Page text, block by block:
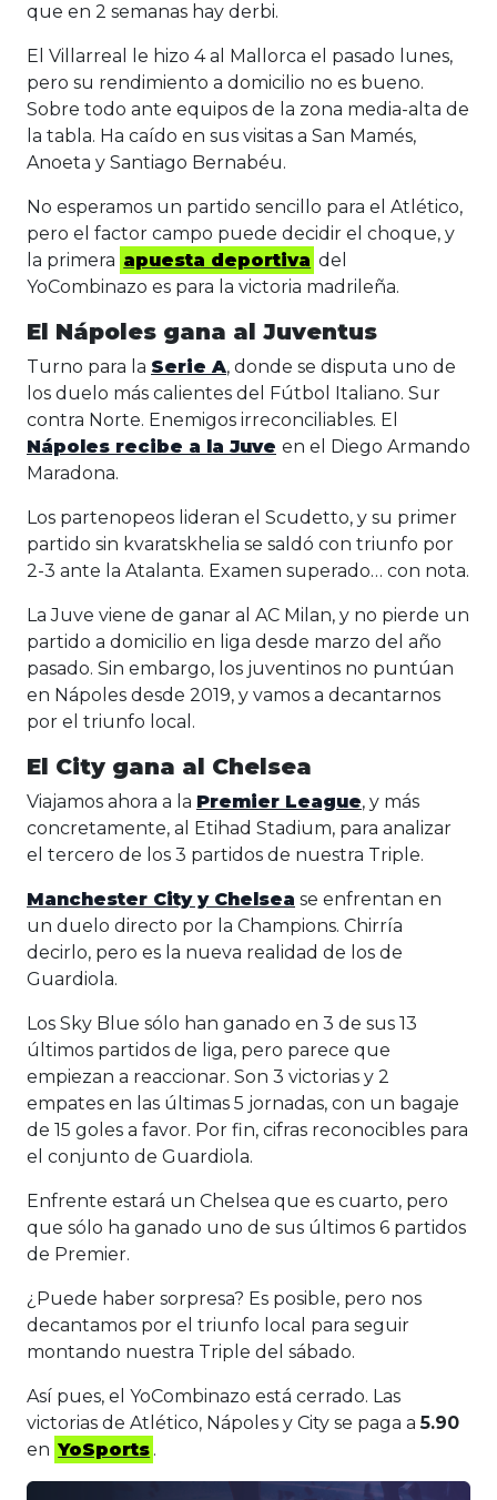
que en 2 semanas hay derbi.
El Villarreal le hizo 4 al Mallorca el pasado lunes,
pero su rendimiento a domicilio no es bueno.
Sobre todo ante equipos de la zona media-alta de
la tabla. Ha caído en sus visitas a San Mamés,
Anoeta y Santiago Bernabéu.
No esperamos un partido sencillo para el Atlético,
pero el factor campo puede decidir el choque, y
la primera apuesta deportiva del
YoCombinazo es para la victoria madrileña.
El Nápoles gana al Juventus
Turno para la Serie A, donde se disputa uno de
los duelo más calientes del Fútbol Italiano. Sur
contra Norte. Enemigos irreconciliables. El
Nápoles recibe a la Juve en el Diego Armando
Maradona.
Los partenopeos lideran el Scudetto, y su primer
partido sin kvaratskhelia se saldó con triunfo por
2-3 ante la Atalanta. Examen superado… con nota.
La Juve viene de ganar al AC Milan, y no pierde un
partido a domicilio en liga desde marzo del año
pasado. Sin embargo, los juventinos no puntúan
en Nápoles desde 2019, y vamos a decantarnos
por el triunfo local.
El City gana al Chelsea
Viajamos ahora a la Premier League, y más
concretamente, al Etihad Stadium, para analizar
el tercero de los 3 partidos de nuestra Triple.
Manchester City y Chelsea se enfrentan en
un duelo directo por la Champions. Chirría
decirlo, pero es la nueva realidad de los de
Guardiola.
Los Sky Blue sólo han ganado en 3 de sus 13
últimos partidos de liga, pero parece que
empiezan a reaccionar. Son 3 victorias y 2
empates en las últimas 5 jornadas, con un bagaje
de 15 goles a favor. Por fin, cifras reconocibles para
el conjunto de Guardiola.
Enfrente estará un Chelsea que es cuarto, pero
que sólo ha ganado uno de sus últimos 6 partidos
de Premier.
¿Puede haber sorpresa? Es posible, pero nos
decantamos por el triunfo local para seguir
montando nuestra Triple del sábado.
Así pues, el YoCombinazo está cerrado. Las
victorias de Atlético, Nápoles y City se paga a5.90
en YoSports .